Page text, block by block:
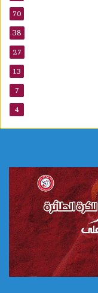
70
38
27
13
7
4